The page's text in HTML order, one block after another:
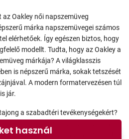
az Oakley női napszemüveg
márka napszemüvegei számos
elérhetőek. Így egészen biztos, hogy
modellt. Tudta, hogy az Oakley a
márkája? A világklasszis
is népszerű márka, sokak tetszését
A modern formatervezésen túl
jár.
a szabadtéri tevékenységekért?
női napszemüveg! Legyen a
fanatikus vagy a vízi sportok
használ